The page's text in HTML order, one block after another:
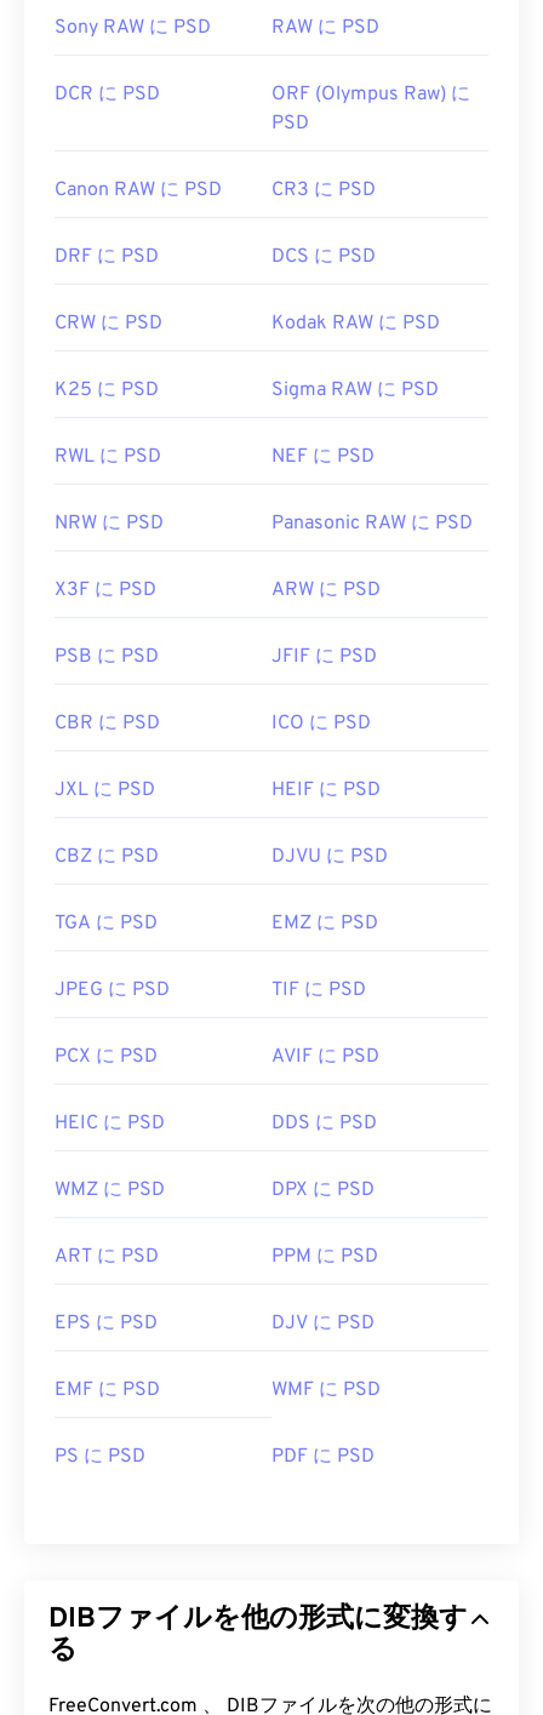
Sony RAW に PSD RAW に PSD
DCR に PSD
ORF (Olympus Raw) に
PSD
Canon RAW に PSD CR3 に PSD
DRF に PSD DCS に PSD
CRW に PSD Kodak RAW に PSD
K25 に PSD Sigma RAW に PSD
RWL に PSD NEF に PSD
NRW に PSD Panasonic RAW に PSD
X3F に PSD ARW に PSD
PSB に PSD JFIF に PSD
CBR に PSD ICO に PSD
JXL に PSD HEIF に PSD
CBZ に PSD DJVU に PSD
TGA に PSD EMZ に PSD
JPEG に PSD TIF に PSD
PCX に PSD AVIF に PSD
HEIC に PSD DDS に PSD
WMZ に PSD DPX に PSD
ART に PSD PPM に PSD
EPS に PSD DJV に PSD
EMF に PSD WMF に PSD
PS に PSD PDF に PSD
DIBファイルを他の形式に変換す
る
FreeConvert.com 、 DIBファイルを次の他の形式に